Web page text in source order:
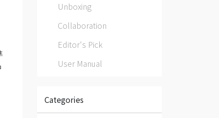
Unboxing
Collaboration
Editor's Pick
User Manual
Categories